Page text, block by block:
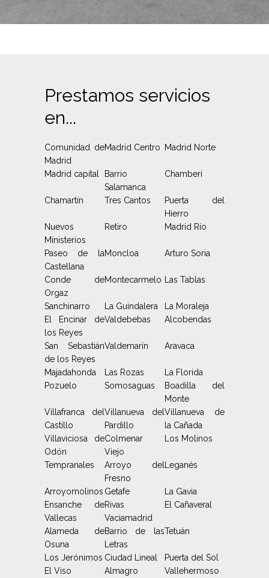
Prestamos servicios
en...
Comunidad de
Madrid
Madrid Centro Madrid Norte
Madrid capital
Barrio
Salamanca
Chamberí
Chamartín Tres Cantos
Puerta del
Hierro
Nuevos
Ministerios
Retiro Madrid Río
Paseo de la
Castellana
Moncloa Arturo Soria
Conde de
Orgaz
Montecarmelo Las Tablas
Sanchinarro La Guindalera
La Moraleja
El Encinar de
los Reyes
Valdebebas Alcobendas
San Sebastián
de los Reyes
Valdemarín Aravaca
Majadahonda Las Rozas
La Florida
Pozuelo
Somosaguas
Boadilla del
Monte
Villafranca del
Castillo
Villanueva del
Pardillo
Villanueva de
la Cañada
Villaviciosa de
Odón
Colmenar
Viejo
Los Molinos
Tempranales
Arroyo del
Fresno
Leganés
Arroyomolinos Getafe
La Gavia
Ensanche de
Vallecas
Rivas
Vaciamadrid
El Cañaveral
Alameda de
Osuna
Barrio de las
Letras
Tetuán
Los Jerónimos Ciudad Lineal
Puerta del Sol
El Viso
Almagro
Vallehermoso